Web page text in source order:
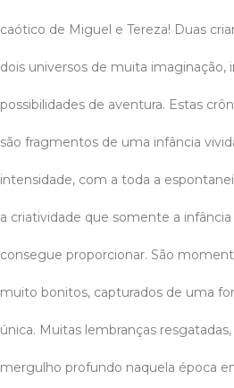
caótico de Miguel e Tereza! Duas
dois universos de muita imaginação,
possibilidades de aventura. Estas
são fragmentos de uma infância
intensidade, com a toda a
a criatividade que somente a infância
consegue proporcionar. São
muito bonitos, capturados de uma
única. Muitas lembranças
mergulho profundo naquela época